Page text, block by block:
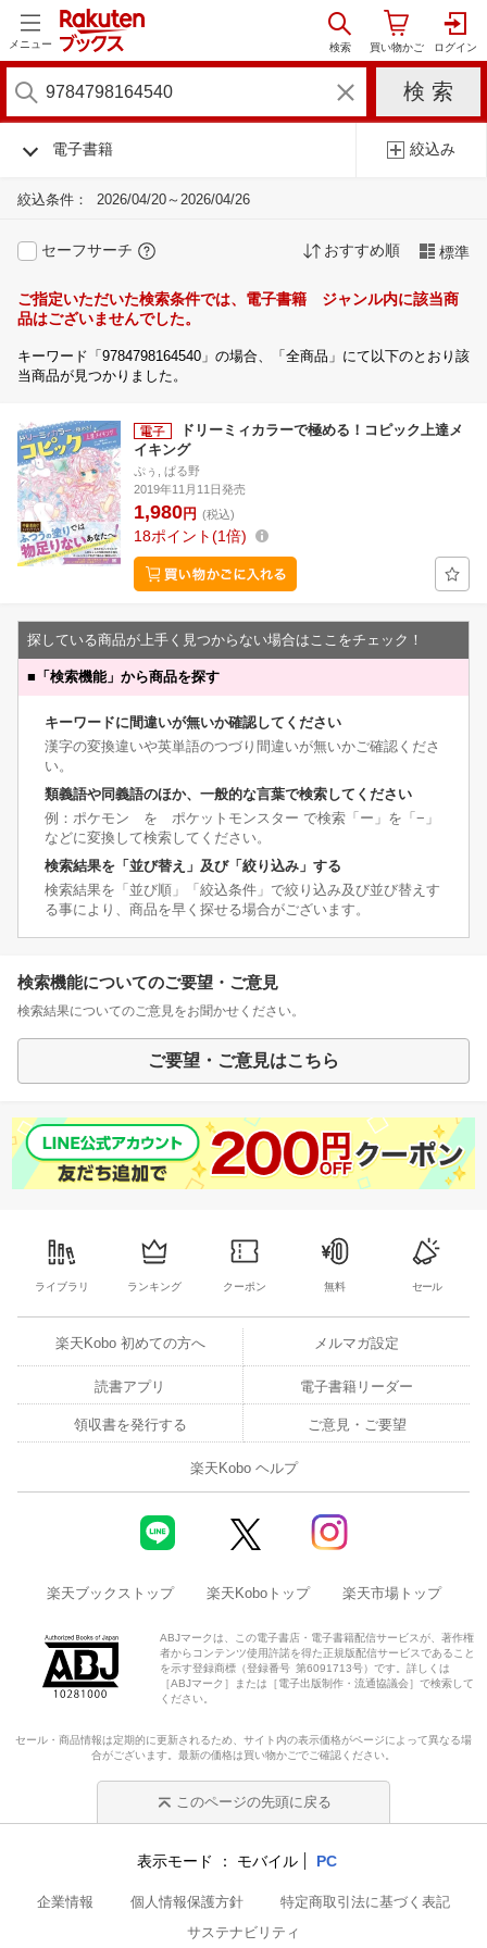
メニュー
電子書籍 絞込み
絞込条件： 2026/04/20～2026/04/26
セーフサーチ おすすめ順 標準
ご指定いただいた検索条件では、電子書籍 ジャンル内に該当商
品はございませんでした。
キーワード「9784798164540」の場合、「全商品」にて以下のとおり該
当商品が見つかりました。
ドリーミィカラーで極める！コピック上達メ
イキング
ぷぅ, ぱる野
2019年11月11日発売
1,980円 (税込)
18ポイント 1倍
探している商品が上手く見つからない場合はここをチェック！
■ 「検索機能」から商品を探す
キーワードに間違いが無いか確認してください
漢字の変換違いや英単語のつづり間違いが無いかご確認くださ
い。
類義語や同義語のほか、一般的な言葉で検索してください
例：ポケモン を ポケットモンスター で検索「ー」を「−」
などに変換して検索してください。
検索結果を「並び替え」及び「絞り込み」する
検索結果を「並び順」「絞込条件」で絞り込み及び並び替えす
る事により、商品を早く探せる場合がございます。
検索機能についてのご要望・ご意見
検索結果についてのご意見をお聞かせください。
ご要望・ご意見はこちら
ライブラリ ランキング クーポン 無料 セール
楽天Kobo 初めての方へ メルマガ設定
読書アプリ 電子書籍リーダー
領収書を発行する ご意見・ご要望
楽天Kobo ヘルプ
楽天ブックストップ 楽天Koboトップ 楽天市場トップ
ABJマークは、この電子書店・電子書籍配信サービスが、著作権
者からコンテンツ使用許諾を得た正規版配信サービスであること
を示す登録商標（登録番号 第6091713号）です。詳しくは
［ABJマーク］または［電子出版制作・流通協議会］で検索して
ください。
セール・商品情報は定期的に更新されるため、サイト内の表示価格がページによって異なる場
合がございます。最新の価格は買い物かごでご確認ください。
このページの先頭に戻る
表示モード モバイル PC
企業情報 個人情報保護方針
特定商取引法に基づく表記
サステナビリティ